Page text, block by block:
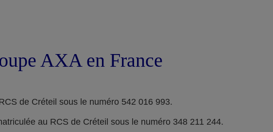
AXA en France
de Créteil sous le numéro 542 016 993.
au RCS de Créteil sous le numéro 348 211 244.